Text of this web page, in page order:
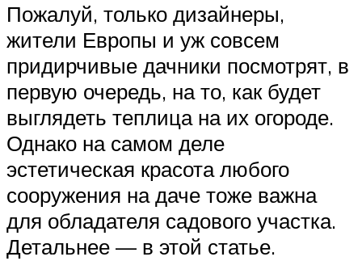
Пожалуй, только дизайнеры,
жители Европы и уж совсем
придирчивые дачники посмотрят, в
первую очередь, на то, как будет
выглядеть теплица на их огороде.
Однако на самом деле
эстетическая красота любого
сооружения на даче тоже важна
для обладателя садового участка.
Детальнее — в этой статье.